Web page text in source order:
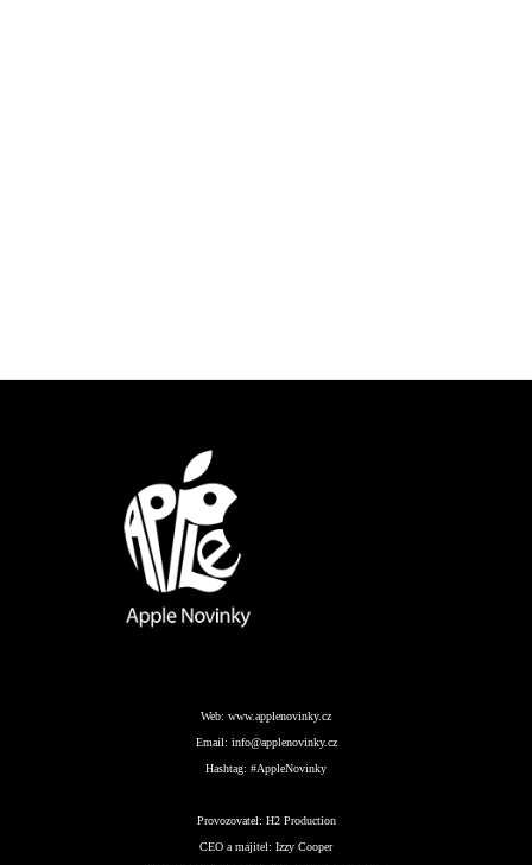
Web: www.applenovinky.cz
Email: info@applenovinky.cz
Hashtag: #AppleNovinky
Provozovatel: H2 Production
CEO a majitel: Izzy Cooper